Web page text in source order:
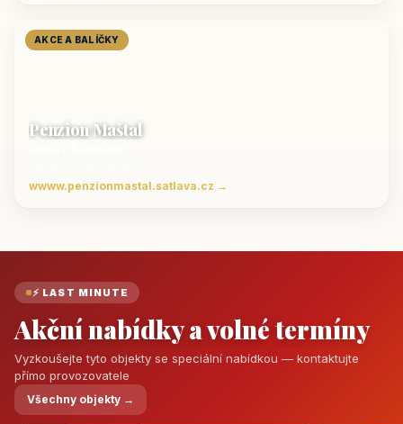
AKCE A BALÍČKY
Penzion Maštal
wwww.penzionmastal.satlava.cz →
⚡ LAST MINUTE
Akční nabídky a volné termíny
Vyzkoušejte tyto objekty se speciální nabídkou — kontaktujte
přímo provozovatele
Všechny objekty →